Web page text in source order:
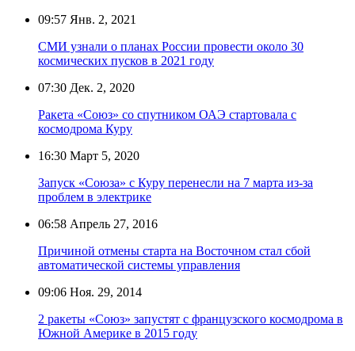
09:57 Янв. 2, 2021
СМИ узнали о планах России провести около 30
космических пусков в 2021 году
07:30 Дек. 2, 2020
Ракета «Союз» со спутником ОАЭ стартовала с
космодрома Куру
16:30 Март 5, 2020
Запуск «Союза» с Куру перенесли на 7 марта из-за
проблем в электрике
06:58 Апрель 27, 2016
Причиной отмены старта на Восточном стал сбой
автоматической системы управления
09:06 Ноя. 29, 2014
2 ракеты «Союз» запустят с французского космодрома в
Южной Америке в 2015 году